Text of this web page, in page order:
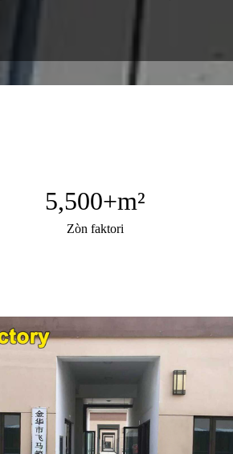
5,500+m²
Zòn faktori